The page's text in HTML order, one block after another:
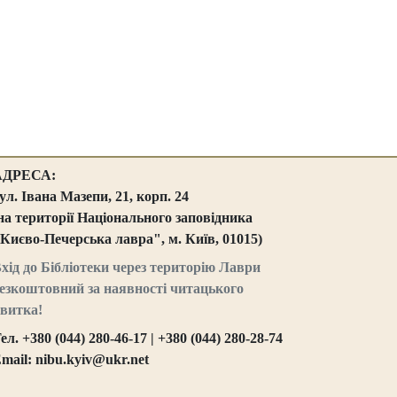
Івана Мазепи, 21, корп. 24
території Національного заповідника
Печерська лавра", м. Київ, 01015)
до Бібліотеки через територію Лаври
за наявності читацького
+380 (044) 280-46-17 | +380 (044) 280-28-74
nibu.kyiv@ukr.net